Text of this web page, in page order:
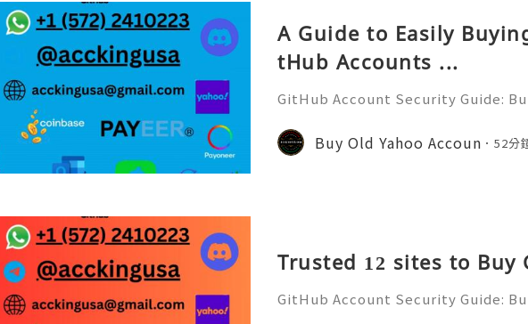
A Guide to Easily
tHub Accounts ...
GitHub Account Security Guide:
d's leading platforms for software
ration. Millions of develo
Buy Old Yahoo Accoun 52分
Trusted 12 sites to Buy
GitHub Account Security Guide: